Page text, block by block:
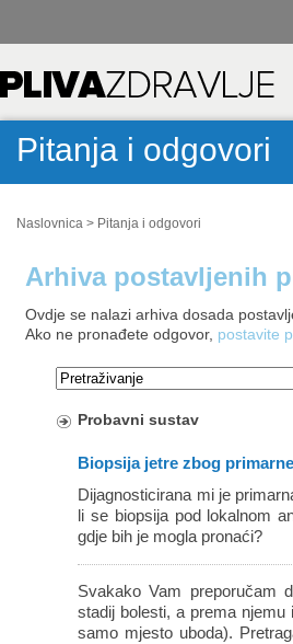
Pitanja i odgovori
Naslovnica > Pitanja i odgovori
Arhiva postavljenih
Ovdje se nalazi arhiva dosada
Ako ne pronađete odgovor, postavite
Probavni sustav
Biopsija jetre zbog
Dijagnosticirana mi je
li se biopsija pod lokalnom
gdje bih je mogla pronaći?
Svakako Vam preporučam
stadij bolesti, a prema
samo mjesto uboda).